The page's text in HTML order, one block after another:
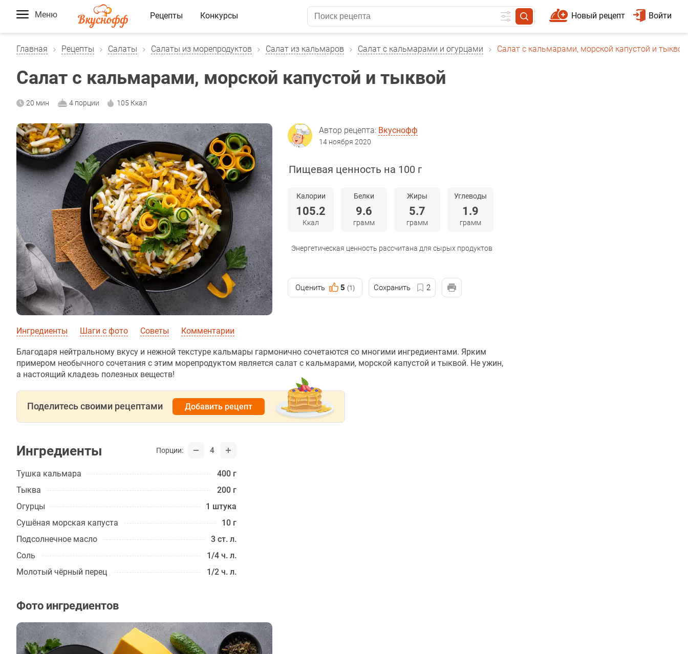
Меню Рецепты Конкурсы Войти
Новый рецепт
Главная Рецепты Салаты Салаты из морепродуктов Салат из кальмаров Салат с кальмарами и огурцами Салат с кальмарами, морской капустой и тыквой
Салат с кальмарами, морской капустой и тыквой
20 мин 4 порции 105 Ккал
Автор рецепта: Вкуснофф
14 ноября 2020
Пищевая ценность на 100 г
Калории
105.2
Ккал
Белки
9.6
грамм
Жиры
5.7
грамм
Углеводы
1.9
грамм
Энергетическая ценность рассчитана для сырых продуктов
Оценить 5 (1) Сохранить 2
Ингредиенты Шаги с фото Советы Комментарии
Благодаря нейтральному вкусу и нежной текстуре кальмары гармонично сочетаются со многими ингредиентами. Ярким
примером необычного сочетания с этим морепродуктом является салат с кальмарами, морской капустой и тыквой. Не ужин,
а настоящий кладезь полезных веществ!
Поделитесь своими рецептами Добавить рецепт
Ингредиенты Порции: 4
Тушка кальмара
400 г
Тыква
200 г
Огурцы
1 штука
Сушёная морская капуста
10 г
Подсолнечное масло
3 ст. л.
Соль
1/4 ч. л.
Молотый чёрный перец
1/2 ч. л.
Фото ингредиентов